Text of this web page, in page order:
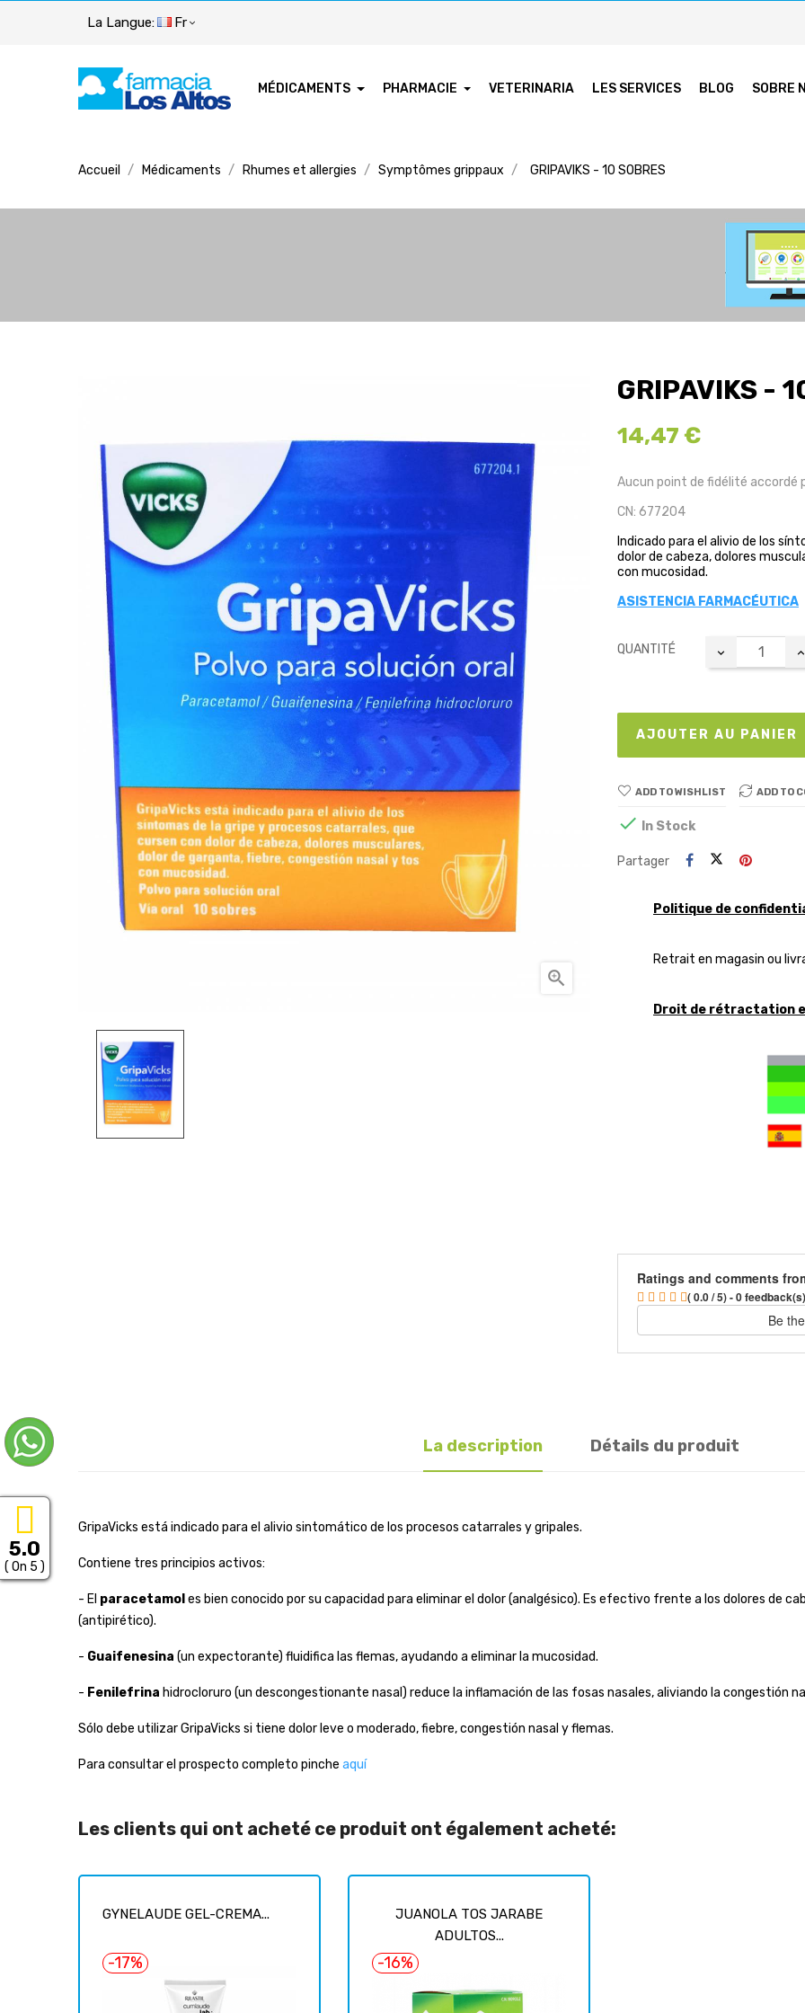
La Langue: Fr
MÉDICAMENTS PHARMACIE VETERINARIA LES SERVICES BLOG SOBRE
Accueil Médicaments Rhumes et allergies Symptômes grippaux GRIPAVIKS - 10 SOBRES

GRIPAVIKS -
14,47 €
Aucun point de fidélité accordé
CN: 677204
Indicado para el alivio de los
dolor de cabeza, dolores
con mucosidad.
ASISTENCIA FARMACÉUTICA
QUANTITÉ
AJOUTER AU PANIER
ADD TO WISHLIST ADD TO
 In Stock
Partager
Politique de
Retrait en magasin ou
Droit de rétractation
Ratings and comments
( 0.0 / 5) - 0 feedback(s)
Be
La description Détails du produit
GripaVicks está indicado para el alivio sintomático de los procesos catarrales y gripales.
Contiene tres principios activos:
- El paracetamol es bien conocido por su capacidad para eliminar el dolor (analgésico). Es efectivo frente a los dolores de
(antipirético).
- Guaifenesina (un expectorante) fluidifica las flemas, ayudando a eliminar la mucosidad.
- Fenilefrina hidrocloruro (un descongestionante nasal) reduce la inflamación de las fosas nasales, aliviando la congestión
Sólo debe utilizar GripaVicks si tiene dolor leve o moderado, fiebre, congestión nasal y flemas.
Para consultar el prospecto completo pinche aquí
Les clients qui ont acheté ce produit ont également acheté:
GYNELAUDE GEL-CREMA...
-17%
JUANOLA TOS JARABE
ADULTOS...
-16%
5.0
( On 5 )